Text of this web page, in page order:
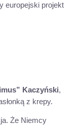
europejski projekt
Kaczyński,
z krepy.
Że Niemcy